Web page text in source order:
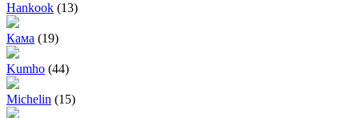
Hankook (13)
Кама (19)
Kumho (44)
Michelin (15)